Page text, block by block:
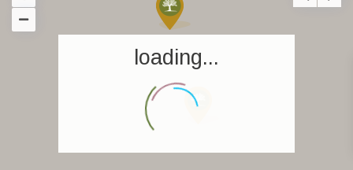
Inicio
Reservar una estancia
Nuestra colección mundial
World’s Best Hotels
loading...